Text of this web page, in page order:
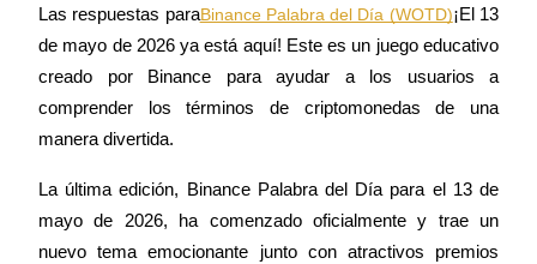
Futuros COIN-M
Futuros de criptomonedas
Las respuestas paraBinance Palabra del Día (WOTD)¡El 13
de mayo de 2026 ya está aquí! Este es un juego educativo
creado por Binance para ayudar a los usuarios a
comprender los términos de criptomonedas de una
manera divertida.
La última edición, Binance Palabra del Día para el 13 de
mayo de 2026, ha comenzado oficialmente y trae un
nuevo tema emocionante junto con atractivos premios